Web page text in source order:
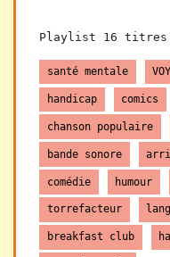
Playlist 16
santé mentale
handicap comics
chanson populaire
bande sonore
comédie humour
torrefacteur
breakfast club